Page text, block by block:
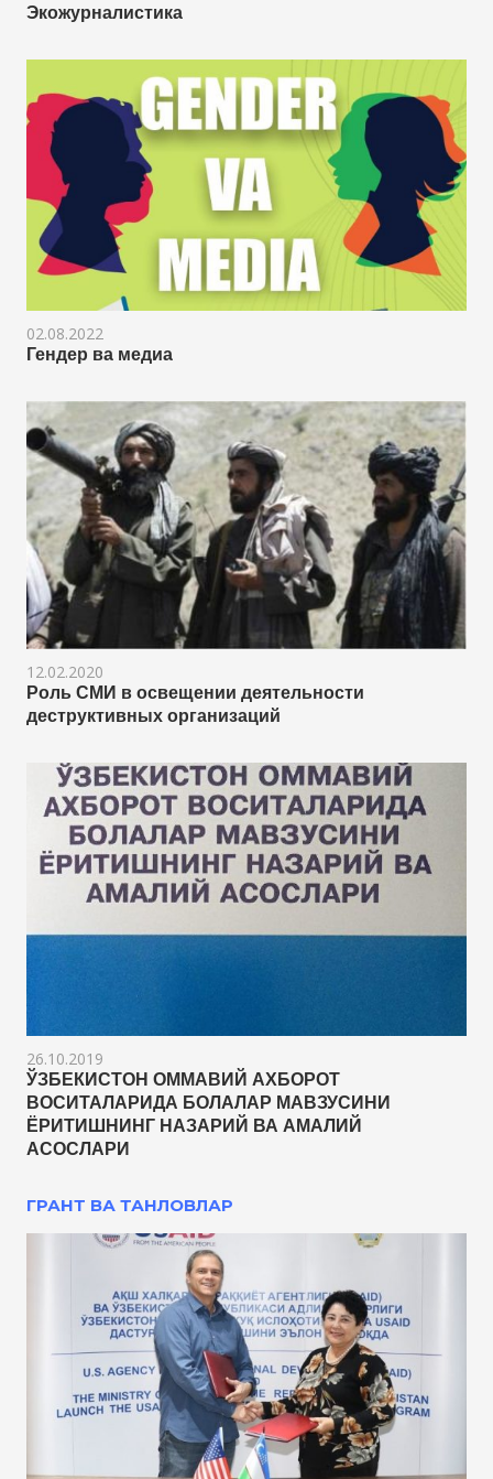
Экожурналистика
02.08.2022
Гендер ва медиа
12.02.2020
Роль СМИ в освещении деятельности
деструктивных организаций
26.10.2019
ЎЗБЕКИСТОН ОММАВИЙ АХБОРОТ
ВОСИТАЛАРИДА БОЛАЛАР МАВЗУСИНИ
ЁРИТИШНИНГ НАЗАРИЙ ВА АМАЛИЙ
АСОСЛАРИ
ГРАНТ ВА ТАНЛОВЛАР